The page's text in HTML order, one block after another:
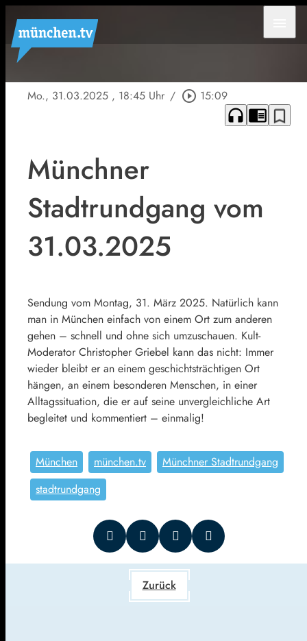
Mo., 31.03.2025 , 18:45 Uhr / play_circle_outline 15:09
headphones chrome_reader_mode bookmark_border
Münchner
Stadtrundgang vom
31.03.2025
Sendung vom Montag, 31. März 2025. Natürlich kann
man in München einfach von einem Ort zum anderen
gehen – schnell und ohne sich umzuschauen. Kult-
Moderator Christopher Griebel kann das nicht: Immer
wieder bleibt er an einem geschichtsträchtigen Ort
hängen, an einem besonderen Menschen, in einer
Alltagssituation, die er auf seine unvergleichliche Art
begleitet und kommentiert – einmalig!
München münchen.tv
Münchner Stadtrundgang
stadtrundgang
Zurück